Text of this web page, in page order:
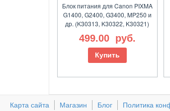
Блок питания для Canon PIXMA
G1400, G2400, G3400, MP250 и
др. (K30313, K30322, K30321)
499.00 руб.
Купить
Карта сайта Магазин Блог Политика